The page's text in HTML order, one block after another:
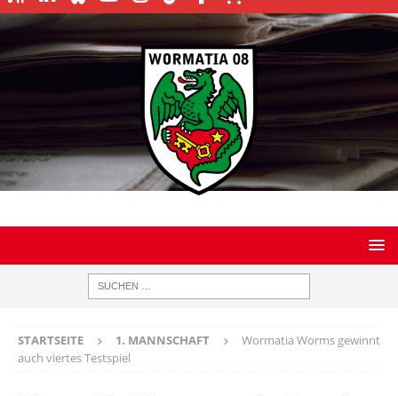
STARTSEITE 1. MANNSCHAFT
Wormatia Worms gewinnt
auch viertes Testspiel